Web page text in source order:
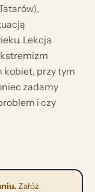
Lekcja
kobiet, przy tym
zadamy
i czy
Załóż